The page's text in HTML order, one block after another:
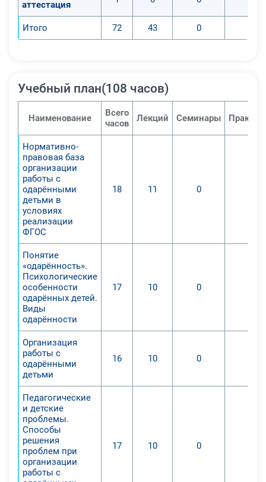
аттестация
Итого 72 43 0
Учебный план(108 часов)
Наименование
Всего
часов
Лекций Семинары
Нормативно-
правовая база
организации
работы с
одарёнными
детьми в
условиях
реализации
ФГОС
18 11 0
Понятие
«одарённость».
Психологические
особенности
одарённых детей.
Виды
одарённости
17 10 0
Организация
работы с
одарёнными
детьми
16 10 0
Педагогические
и детские
проблемы.
Способы
решения
проблем при
организации
работы с
17 10 0